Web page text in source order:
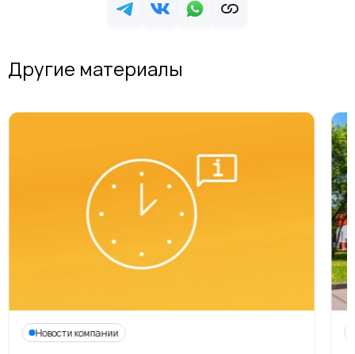
Другие материалы
Новости компании